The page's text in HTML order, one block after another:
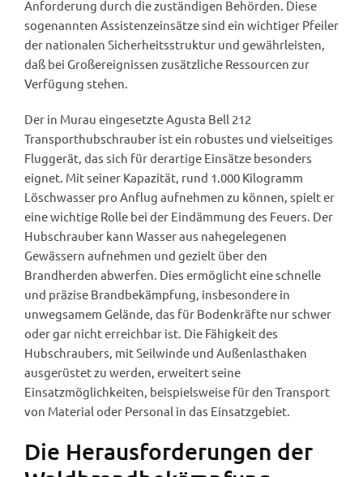
Anforderung durch die zuständigen Behörden. Diese
sogenannten Assistenzeinsätze sind ein wichtiger Pfeiler
der nationalen Sicherheitsstruktur und gewährleisten,
daß bei Großereignissen zusätzliche Ressourcen zur
Verfügung stehen.
Der in Murau eingesetzte Agusta Bell 212
Transporthubschrauber ist ein robustes und vielseitiges
Fluggerät, das sich für derartige Einsätze besonders
eignet. Mit seiner Kapazität, rund 1.000 Kilogramm
Löschwasser pro Anflug aufnehmen zu können, spielt er
eine wichtige Rolle bei der Eindämmung des Feuers. Der
Hubschrauber kann Wasser aus nahegelegenen
Gewässern aufnehmen und gezielt über den
Brandherden abwerfen. Dies ermöglicht eine schnelle
und präzise Brandbekämpfung, insbesondere in
unwegsamem Gelände, das für Bodenkräfte nur schwer
oder gar nicht erreichbar ist. Die Fähigkeit des
Hubschraubers, mit Seilwinde und Außenlasthaken
ausgerüstet zu werden, erweitert seine
Einsatzmöglichkeiten, beispielsweise für den Transport
von Material oder Personal in das Einsatzgebiet.
Die Herausforderungen der